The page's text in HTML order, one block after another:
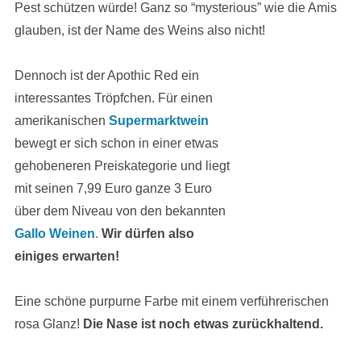
Pest schützen würde! Ganz so “mysterious” wie die Amis
glauben, ist der Name des Weins also nicht!
Dennoch ist der Apothic Red ein
interessantes Tröpfchen. Für einen
amerikanischen Supermarktwein
bewegt er sich schon in einer etwas
gehobeneren Preiskategorie und liegt
mit seinen 7,99 Euro ganze 3 Euro
über dem Niveau von den bekannten
Gallo Weinen. Wir dürfen also
einiges erwarten!
Eine schöne purpurne Farbe mit einem verführerischen
rosa Glanz! Die Nase ist noch etwas zurückhaltend.